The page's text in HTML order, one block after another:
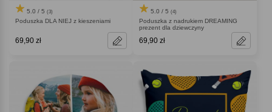
5.0 / 5 (3)
Poduszka DLA NIEJ z kieszeniami
69,90 zł
5.0 / 5 (4)
Poduszka z nadrukiem DREAMING
prezent dla dziewczyny
69,90 zł